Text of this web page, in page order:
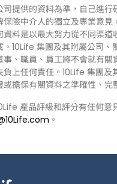
司提供的資料為準，自己進
保險中介人的獨立及專業意見
資料是以最大努力從不同渠道
。10Life 集團及其附屬公司、
事、職員、員工將不會就有關
負上任何責任。10Life 集團及
或擔保有關資料之準確性、完
產品評級和評分有任何意
。